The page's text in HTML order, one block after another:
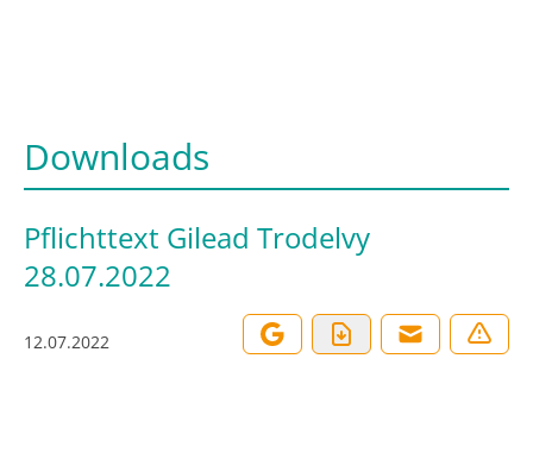
Downloads
Pflichttext Gilead Trodelvy
28.07.2022
12.07.2022